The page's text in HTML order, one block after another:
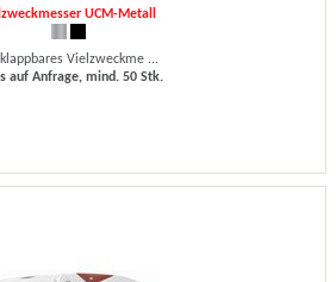
UCM-Metall
Vielzweckme ...
auf Anfrage, mind. 50 Stk.